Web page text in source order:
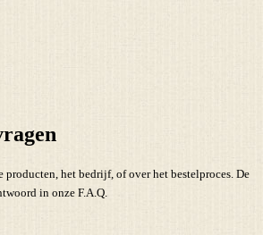
producten, het bedrijf, of over het bestelproces. De
in onze F.A.Q.